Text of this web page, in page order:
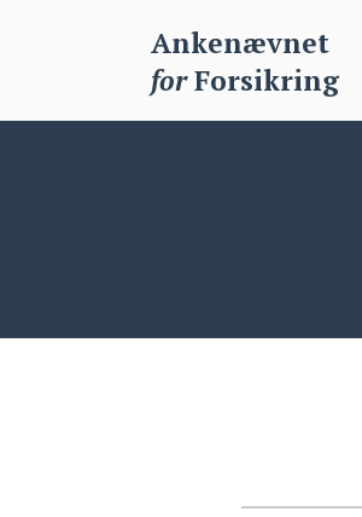
Ankenævnet
forForsikring